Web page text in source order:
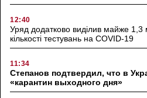
12:40
Уряд додатково виділив майже 1,3
кількості тестувань на COVID-19
11:34
Степанов подтвердил, что в
«карантин выходного дня»